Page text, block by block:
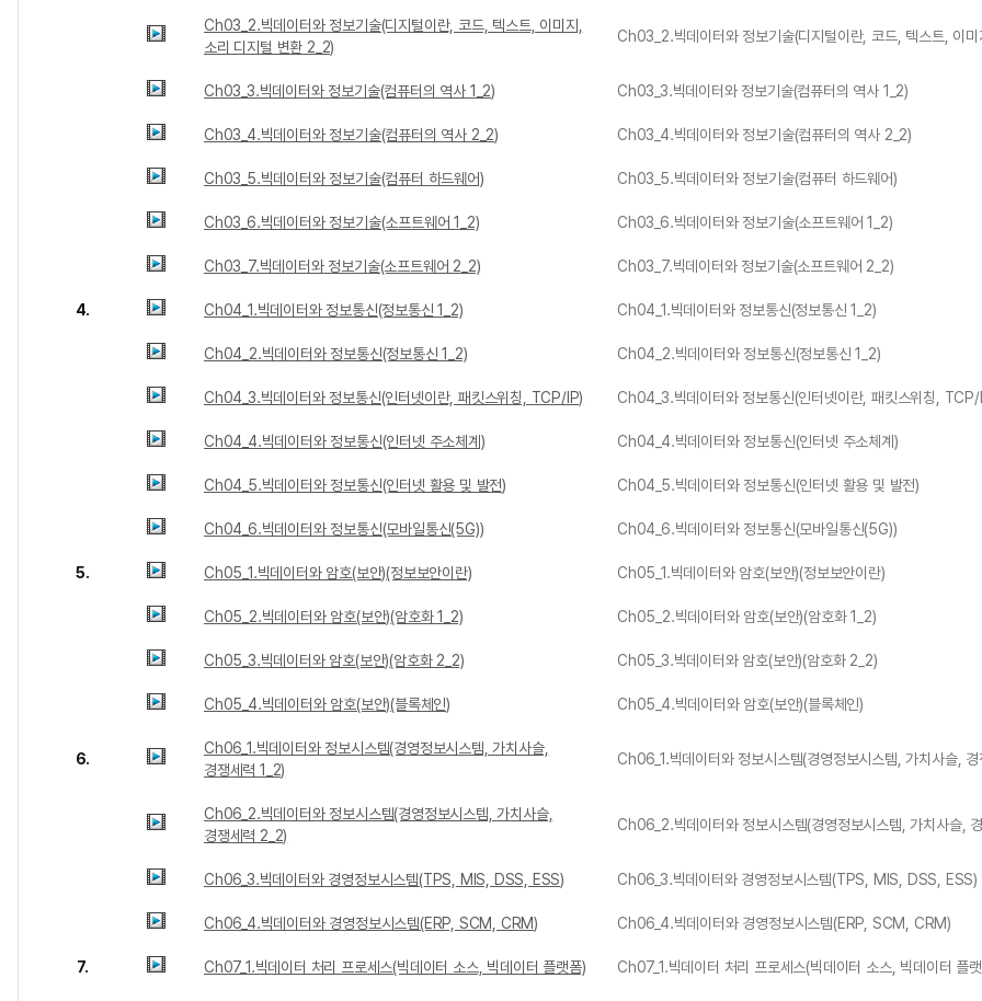
Ch03_2.빅데이터와 정보기술(디지털이란, 코드, 텍스트, 이미지,
소리 디지털 변환 2_2)
Ch03_2.빅데이터와 정보기술(디지털이란, 코드, 텍스트, 이
Ch03_3.빅데이터와 정보기술(컴퓨터의 역사 1_2) Ch03_3.빅데이터와 정보기술(컴퓨터의 역사 1_2)
Ch03_4.빅데이터와 정보기술(컴퓨터의 역사 2_2) Ch03_4.빅데이터와 정보기술(컴퓨터의 역사 2_2)
Ch03_5.빅데이터와 정보기술(컴퓨터 하드웨어) Ch03_5.빅데이터와 정보기술(컴퓨터 하드웨어)
Ch03_6.빅데이터와 정보기술(소프트웨어 1_2) Ch03_6.빅데이터와 정보기술(소프트웨어 1_2)
Ch03_7.빅데이터와 정보기술(소프트웨어 2_2) Ch03_7.빅데이터와 정보기술(소프트웨어 2_2)
4. Ch04_1.빅데이터와 정보통신(정보통신 1_2) Ch04_1.빅데이터와 정보통신(정보통신 1_2)
Ch04_2.빅데이터와 정보통신(정보통신 1_2) Ch04_2.빅데이터와 정보통신(정보통신 1_2)
Ch04_3.빅데이터와 정보통신(인터넷이란, 패킷스위칭, TCP/IP) Ch04_3.빅데이터와 정보통신(인터넷이란, 패킷스위칭,
Ch04_4.빅데이터와 정보통신(인터넷 주소체계) Ch04_4.빅데이터와 정보통신(인터넷 주소체계)
Ch04_5.빅데이터와 정보통신(인터넷 활용 및 발전) Ch04_5.빅데이터와 정보통신(인터넷 활용 및 발전)
Ch04_6.빅데이터와 정보통신(모바일통신(5G)) Ch04_6.빅데이터와 정보통신(모바일통신(5G))
5. Ch05_1.빅데이터와 암호(보안)(정보보안이란) Ch05_1.빅데이터와 암호(보안)(정보보안이란)
Ch05_2.빅데이터와 암호(보안)(암호화 1_2) Ch05_2.빅데이터와 암호(보안)(암호화 1_2)
Ch05_3.빅데이터와 암호(보안)(암호화 2_2) Ch05_3.빅데이터와 암호(보안)(암호화 2_2)
Ch05_4.빅데이터와 암호(보안)(블록체인) Ch05_4.빅데이터와 암호(보안)(블록체인)
6.
Ch06_1.빅데이터와 정보시스템(경영정보시스템, 가치사슬,
경쟁세력 1_2)
Ch06_1.빅데이터와 정보시스템(경영정보시스템, 가치사슬,
Ch06_2.빅데이터와 정보시스템(경영정보시스템, 가치사슬,
경쟁세력 2_2)
Ch06_2.빅데이터와 정보시스템(경영정보시스템, 가치사슬,
Ch06_3.빅데이터와 경영정보시스템(TPS, MIS, DSS, ESS) Ch06_3.빅데이터와 경영정보시스템(TPS, MIS, DSS, ESS)
Ch06_4.빅데이터와 경영정보시스템(ERP, SCM, CRM) Ch06_4.빅데이터와 경영정보시스템(ERP, SCM, CRM)
7. Ch07_1.빅데이터 처리 프로세스(빅데이터 소스, 빅데이터 플랫폼) Ch07_1.빅데이터 처리 프로세스(빅데이터 소스, 빅데이터 플